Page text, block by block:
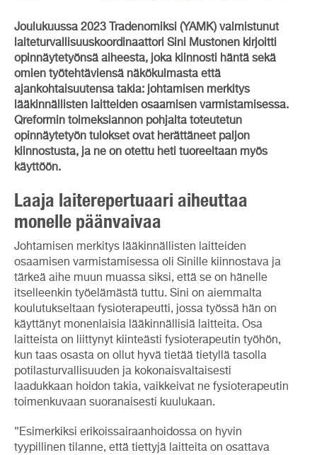
Joulukuussa 2023 Tradenomiksi (YAMK) valmistunut
laiteturvallisuuskoordinaattori Sini Mustonen kirjoitti
opinnäytetyönsä aiheesta, joka kiinnosti häntä sekä
omien työtehtäviensä näkökulmasta että
ajankohtaisuutensa takia: johtamisen merkitys
lääkinnällisten laitteiden osaamisen varmistamisessa.
Qreformin toimeksiannon pohjalta toteutetun
opinnäytetyön tulokset ovat herättäneet paljon
kiinnostusta, ja ne on otettu heti tuoreeltaan myös
käyttöön.
Laaja laiterepertuaari aiheuttaa
monelle päänvaivaa
Johtamisen merkitys lääkinnällisten laitteiden
osaamisen varmistamisessa oli Sinille kiinnostava ja
tärkeä aihe muun muassa siksi, että se on hänelle
itselleenkin työelämästä tuttu. Sini on aiemmalta
koulutukseltaan fysioterapeutti, jossa työssä hän on
käyttänyt monenlaisia lääkinnällisiä laitteita. Osa
laitteista on liittynyt kiinteästi fysioterapeutin työhön,
kun taas osasta on ollut hyvä tietää tietyllä tasolla
potilasturvallisuuden ja kokonaisvaltaisesti
laadukkaan hoidon takia, vaikkeivat ne fysioterapeutin
toimenkuvaan suoranaisesti kuulukaan.
”Esimerkiksi erikoissairaanhoidossa on hyvin
tyypillinen tilanne, että tiettyjä laitteita on osattava